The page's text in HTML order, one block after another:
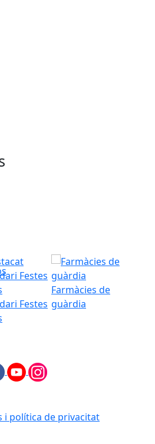
Festes
Farmàcies de
guàrdia
i política de privacitat